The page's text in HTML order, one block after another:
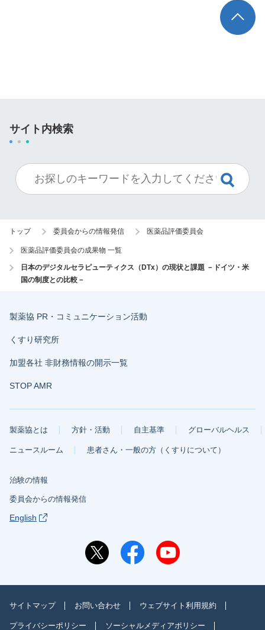
TOP
サイト内検索
トップ 委員会からの情報発信 医薬品評価委員会
医薬品評価委員会の成果物 一覧
日本のデジタルセラピューティクス（DTx）の現状と課題 －ドイツ・米
国の制度との比較－
製薬協 PR・コミュニケーション活動
くすり研究所
加盟各社 非財務情報の開示一覧
STOP AMR
製薬協とは 方針・活動 自主基準 グローバルヘルス
ニュースルーム 患者さん・一般の方（くすりについて）
治験の情報
委員会からの情報発信
English
サイトマップ お問い合わせ ウェブサイト利用規約
プライバシーポリシー ソーシャルメディアポリシー